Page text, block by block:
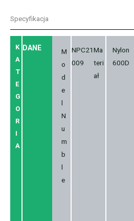
Specyfikacja
K
A
T
E
G
O
R
I
A
DANE
M
o
d
e
l
N
u
m
b
l
e
NPC21
009
Ma
teri
ał
Nylon
600D